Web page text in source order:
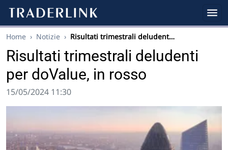
Home › Notizie › Risultati trimestrali deludent…
Risultati trimestrali deludenti
per doValue, in rosso
15/05/2024 11:30